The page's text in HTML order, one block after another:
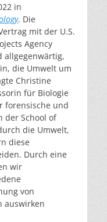
in
. Die
mit der U.S.
Agency
allgegenwärtig,
die Umwelt um
Christine
für Biologie
forensische und
der School of
die Umwelt,
diese
Durch eine
wir
von
auswirken